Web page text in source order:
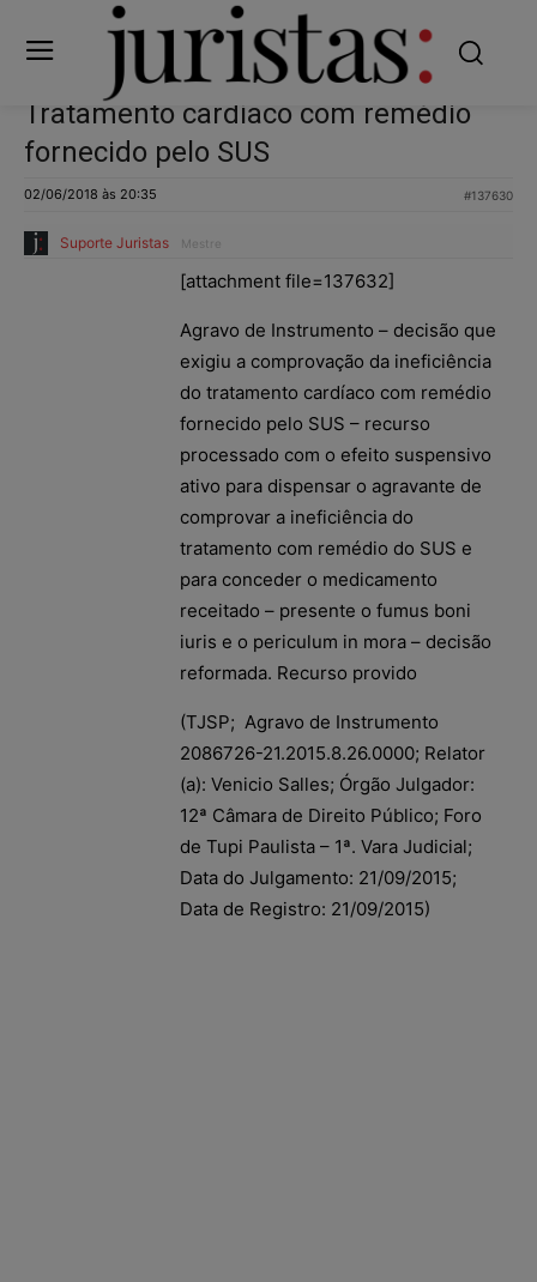
Tratamento cardíaco com remédio
fornecido pelo SUS
02/06/2018 às 20:35 #137630
Suporte Juristas Mestre
[attachment file=137632]
Agravo de Instrumento – decisão que
exigiu a comprovação da ineficiência
do tratamento cardíaco com remédio
fornecido pelo SUS – recurso
processado com o efeito suspensivo
ativo para dispensar o agravante de
comprovar a ineficiência do
tratamento com remédio do SUS e
para conceder o medicamento
receitado – presente o fumus boni
iuris e o periculum in mora – decisão
reformada. Recurso provido
(TJSP; Agravo de Instrumento
2086726-21.2015.8.26.0000; Relator
(a): Venicio Salles; Órgão Julgador:
12ª Câmara de Direito Público; Foro
de Tupi Paulista – 1ª. Vara Judicial;
Data do Julgamento: 21/09/2015;
Data de Registro: 21/09/2015)